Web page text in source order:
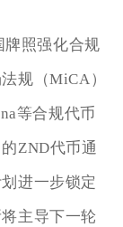
牌照强化合规
规（MiCA）
等合规代币
ZND代币通
进一步锁定
主导下一轮